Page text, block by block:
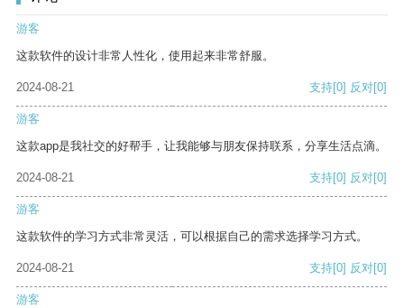
游客
这款软件的设计非常人性化，使用起来非常舒服。
2024-08-21 支持[0] 反对[0]
游客
这款app是我社交的好帮手，让我能够与朋友保持联系，分享生活点滴。
2024-08-21 支持[0] 反对[0]
游客
这款软件的学习方式非常灵活，可以根据自己的需求选择学习方式。
2024-08-21 支持[0] 反对[0]
游客